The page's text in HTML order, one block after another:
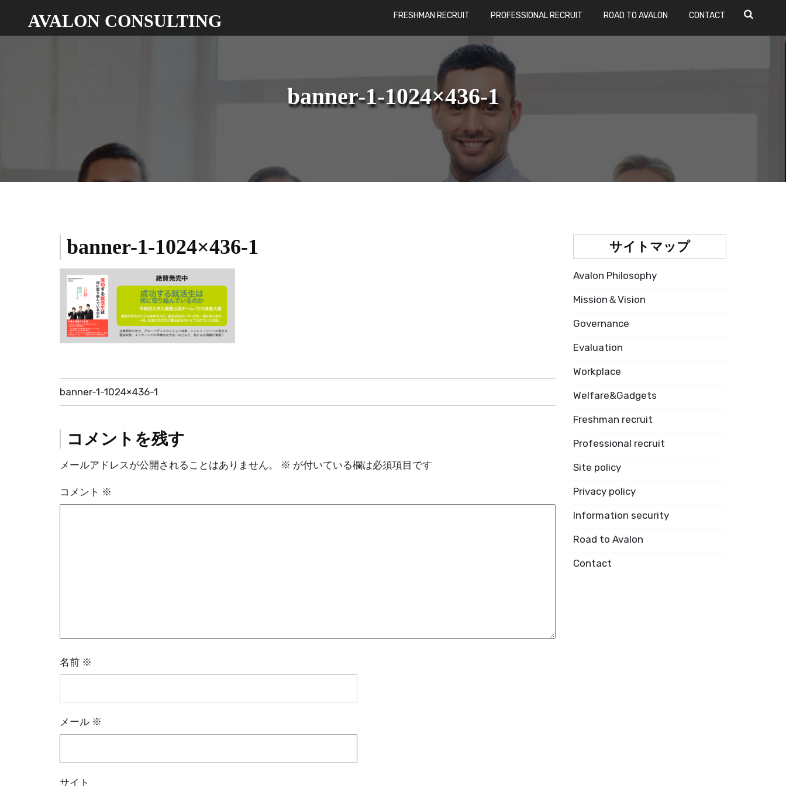
content
AVALON CONSULTING FRESHMAN RECRUIT PROFESSIONAL RECRUIT ROAD TO AVALON CONTACT
banner-1-1024×436-1
banner-1-1024×436-1
投
稿
ナ
ビ
ー
banner-1-1024×436-1
コメントを残す
メールアドレスが公開されることはありません。 ※ が付いている欄は必須項目です
コメント ※
名前 ※
メール ※
サイト
サイトマップ
Avalon Philosophy
Mission＆Vision
Governance
Evaluation
Workplace
Welfare&Gadgets
Freshman recruit
Professional recruit
Site policy
Privacy policy
Information security
Road to Avalon
Contact